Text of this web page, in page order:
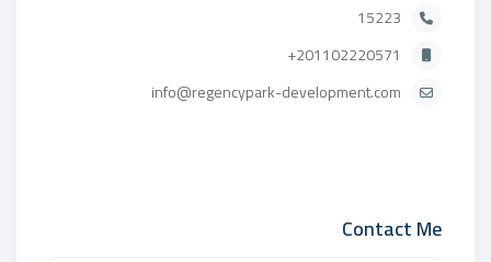
15223
201102220571+
info@regencypark-development.com
Contact Me